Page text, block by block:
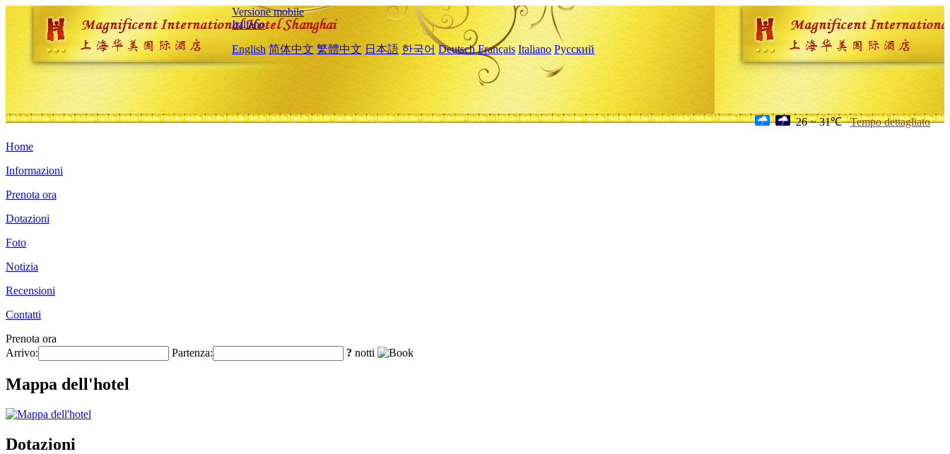
Versione mobile
Italiano
English 简体中文 繁體中文 日本語 한국어 Deutsch Français Italiano Русский
26 ~ 31℃ Tempo dettagliato
Home
Informazioni
Prenota ora
Dotazioni
Foto
Notizia
Recensioni
Contatti
Prenota ora
Arrivo:
Partenza: ? notti
Mappa dell'hotel
Dotazioni